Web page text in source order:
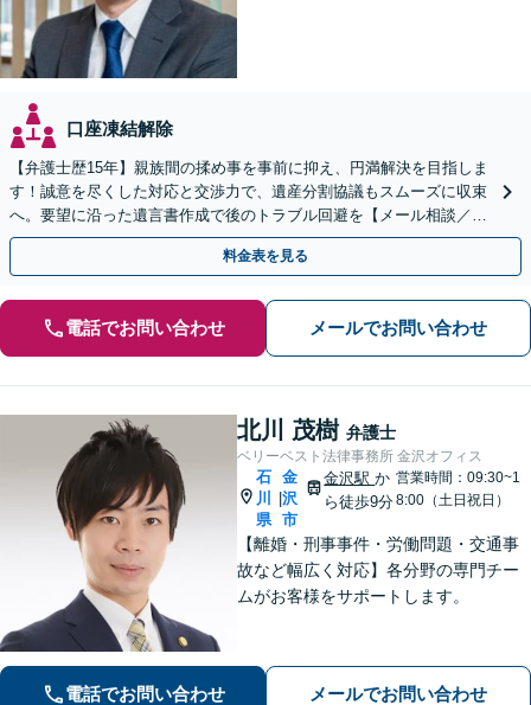
口座凍結解除
【弁護士歴15年】親族間の揉め事を事前に抑え、円満解決を目指しま
す！誠意を尽くした対応と交渉力で、遺産分割協議もスムーズに収束
へ。要望に沿った遺言書作成で後のトラブル回避を【メール相談／W
eb面談可】
料金表を見る
電話でお問い合わせ メールでお問い合わせ
北川 茂樹 弁護士
ベリーベスト法律事務所 金沢オフィス
石
川
県
|
金
沢
市
金沢駅か
ら徒歩9分
営業時間：09:30~1
8:00（土日祝日）
【離婚・刑事事件・労働問題・交通事
故など幅広く対応】各分野の専門チー
ムがお客様をサポートします。
電話でお問い合わせ メールでお問い合わせ